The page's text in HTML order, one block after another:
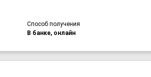
Способ получения
В банке, онлайн